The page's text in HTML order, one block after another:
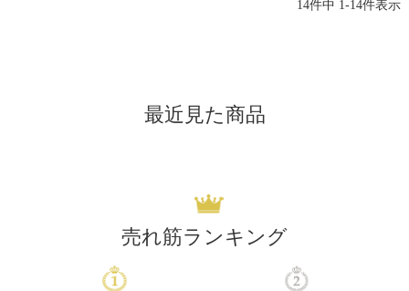
14件中 1-14件表示
最近見た商品
売れ筋ランキング